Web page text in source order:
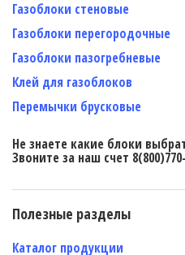
Газоблоки стеновые
Газоблоки перегородочные
Газоблоки пазогребневые
Клей для газоблоков
Перемычки брусковые
Не знаете какие блоки
Звоните за наш счет
Полезные разделы
Каталог продукции